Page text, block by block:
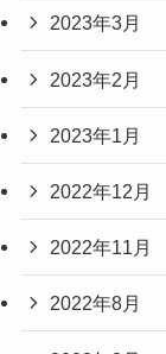
2023年3月
2023年2月
2023年1月
2022年12月
2022年11月
2022年8月